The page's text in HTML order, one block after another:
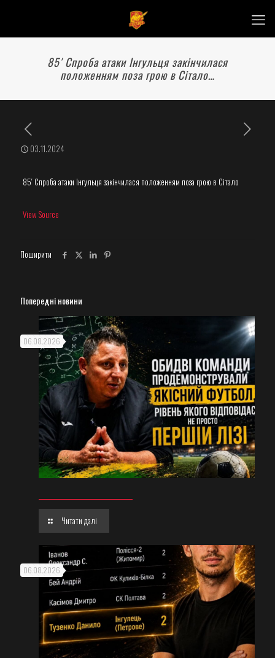
85′ Спроба атаки Інгульця закінчилася
положенням поза грою в Сітало…
03.11.2024
85′ Спроба атаки Інгульця закінчилася положенням поза грою в Сітало
View Source
Поширити
Попередні новини
06.08.2026
Читати далі
06.08.2026